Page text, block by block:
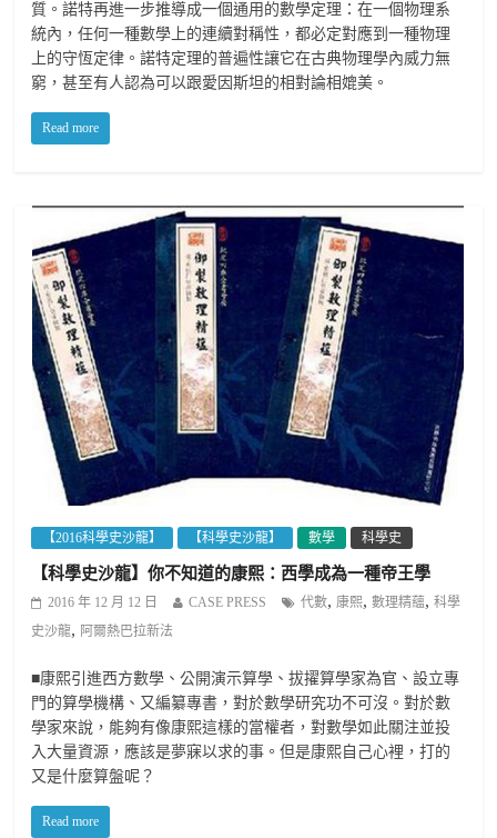
質。諾特再進一步推導成一個通用的數學定理：在一個物理系
統內，任何一種數學上的連續對稱性，都必定對應到一種物理
上的守恆定律。諾特定理的普遍性讓它在古典物理學內威力無
窮，甚至有人認為可以跟愛因斯坦的相對論相媲美。
Read more
【2016科學史沙龍】 【科學史沙龍】 數學 科學史
【科學史沙龍】你不知道的康熙：西學成為一種帝王學
2016 年 12 月 12 日 CASE PRESS 代數, 康熙,數理精蘊,科學
史沙龍, 阿爾熱巴拉新法
■康熙引進西方數學、公開演示算學、拔擢算學家為官、設立專
門的算學機構、又編纂專書，對於數學研究功不可沒。對於數
學家來說，能夠有像康熙這樣的當權者，對數學如此關注並投
入大量資源，應該是夢寐以求的事。但是康熙自己心裡，打的
又是什麼算盤呢？
Read more